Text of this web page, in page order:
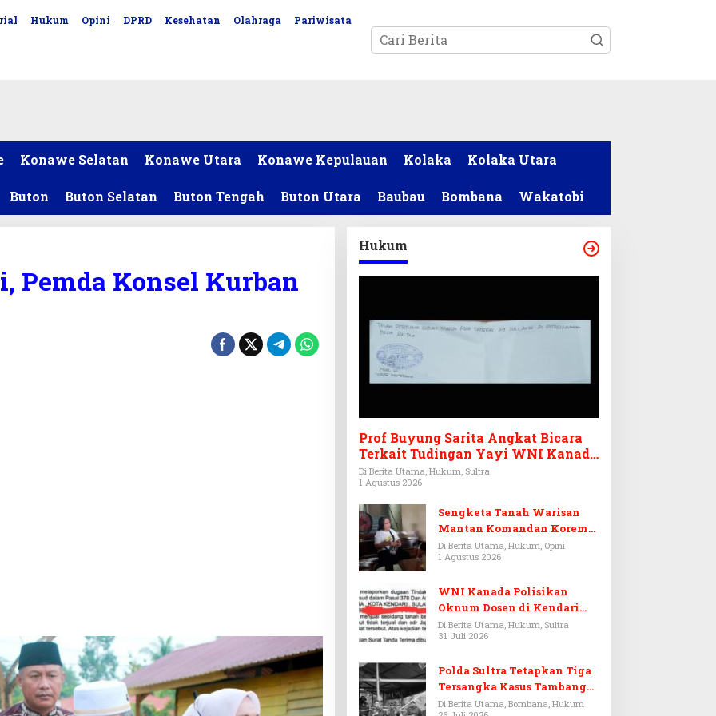
Hukum Opini DPRD Kesehatan Olahraga Pariwisata
Konawe Selatan Konawe Utara Konawe Kepulauan Kolaka Kolaka Utara
Buton Buton Selatan Buton Tengah Buton Utara Baubau Bombana Wakatobi
Pemda Konsel Kurban
Hukum
Prof Buyung Sarita Angkat Bicara
Terkait Tudingan Yayi WNI Kanada
Ditagih Utang Rp3,6 Miliar
Di Berita Utama, Hukum, Sultra
1 Agustus 2026
Sengketa Tanah Warisan
Mantan Komandan Korem
143/HO, Ketika Warisan
Menjadi Arena Pemerasan
Di Berita Utama, Hukum, Opini
1 Agustus 2026
WNI Kanada Polisikan
Oknum Dosen di Kendari
Terkait Aset Puluhan Miliar
Di Berita Utama, Hukum, Sultra
31 Juli 2026
Polda Sultra Tetapkan Tiga
Tersangka Kasus Tambang
Emas Ilegal di Bombana
Di Berita Utama, Bombana, Hukum